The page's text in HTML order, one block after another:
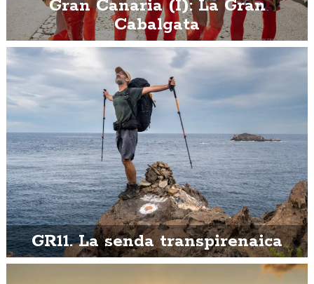
Gran Canaria (I): La Gran
Cabalgata
GR11. La senda transpirenaica